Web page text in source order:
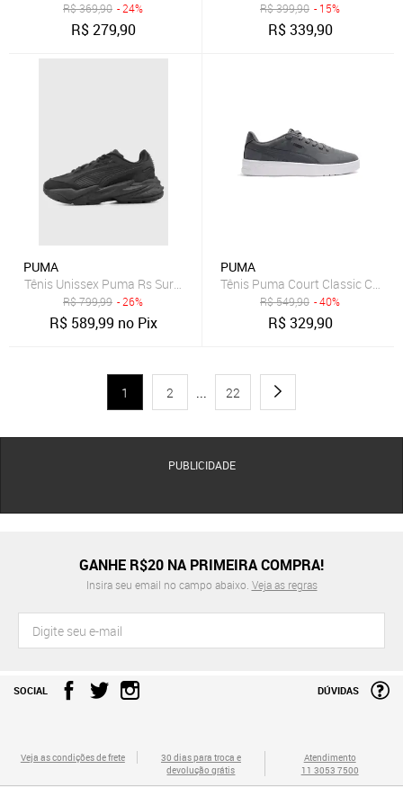
R$369,90 - 24%
R$279,90
R$399,90 - 15%
R$339,90
PUMA
Tênis Unissex Puma Rs Surge Preto
R$799,99 - 26%
R$ 589,99 no Pix
PUMA
Tênis Puma Court Classic Clean
R$549,90 - 40%
R$329,90
1 2 ... 22
PUBLICIDADE
GANHE R$20 NA PRIMEIRA COMPRA!
Insira seu email no campo abaixo. Veja as regras
SOCIAL DÚVIDAS
Veja as condições de frete
30 dias para troca e
devolução grátis
Atendimento
11 3053 7500